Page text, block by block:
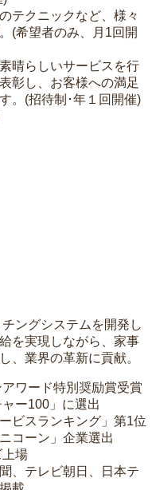
テクニックなど、様々
(希望者のみ、月1回開
晴らしいサービスを行
彰し、お客様への満足
。(招待制･年１回開催)
ングシステムを開発し
を実現しながら、家事
、業界の革新に貢献。
ワード特別奨励賞受賞
ー100」に選出
ビスランキング」第1位
コーン」企業選出
場
、テレビ朝日、日本テ